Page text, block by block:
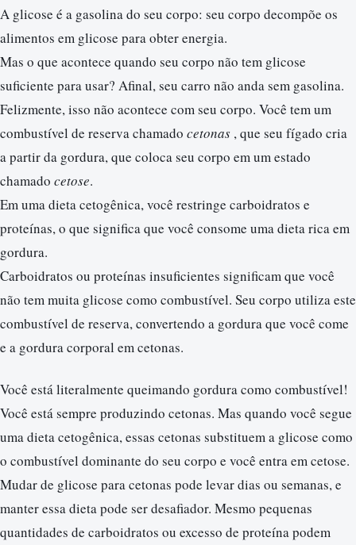
A glicose é a gasolina do seu corpo: seu corpo decompõe os
alimentos em glicose para obter energia.
Mas o que acontece quando seu corpo não tem glicose
suficiente para usar? Afinal, seu carro não anda sem gasolina.
Felizmente, isso não acontece com seu corpo. Você tem um
combustível de reserva chamado cetonas , que seu fígado cria
a partir da gordura, que coloca seu corpo em um estado
chamado cetose.
Em uma dieta cetogênica, você restringe carboidratos e
proteínas, o que significa que você consome uma dieta rica em
gordura.
Carboidratos ou proteínas insuficientes significam que você
não tem muita glicose como combustível. Seu corpo utiliza este
combustível de reserva, convertendo a gordura que você come
e a gordura corporal em cetonas.
Você está literalmente queimando gordura como combustível!
Você está sempre produzindo cetonas. Mas quando você segue
uma dieta cetogênica, essas cetonas substituem a glicose como
o combustível dominante do seu corpo e você entra em cetose.
Mudar de glicose para cetonas pode levar dias ou semanas, e
manter essa dieta pode ser desafiador. Mesmo pequenas
quantidades de carboidratos ou excesso de proteína podem